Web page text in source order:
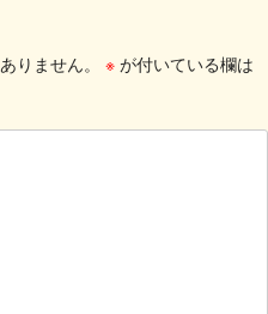
りません。
※ が付いている欄は